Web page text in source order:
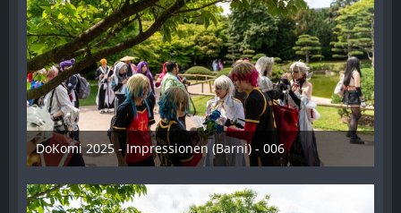
DoKomi 2025 - Impressionen (Barni) - 006
16. Juli 2025